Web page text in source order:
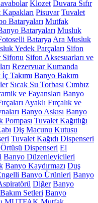
Klozet Duvara Sıfır
Pisuvar Tuvalet
Bataryaları Mutfak
Bataryaları Musluk
Batarya Ara Musluk
Yedek Parçaları Sifon
Sifonu Sifon Aksesuarları ve
Rezervuar Kumanda
Takımı Banyo Bakım
Sıcak Su Torbası Cımbız
ve Fayansları Banyo
Ayaklı Fırçalık ve
Banyo Askısı Banyo
Pompası Tuvalet Kağıtlığı
Diş Macunu Kutusu
Tuvalet Kağıdı Dispenseri
Dispenseri El
Banyo Düzenleyicileri
Banyo Kaydırmazı Duş
Banyo Ürünleri Banyo
Diğer Banyo
Setleri Banyo